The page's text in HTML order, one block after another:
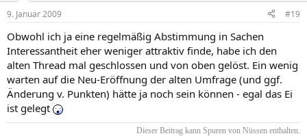
9. Januar 2009 #19
Obwohl ich ja eine regelmäßig Abstimmung in Sachen
Interessantheit eher weniger attraktiv finde, habe ich den
alten Thread mal geschlossen und von oben gelöst. Ein wenig
warten auf die Neu-Eröffnung der alten Umfrage (und ggf.
Änderung v. Punkten) hätte ja noch sein können - egal das Ei
ist gelegt
Dieser Beitrag kann Spuren von Nüssen enthalten.​